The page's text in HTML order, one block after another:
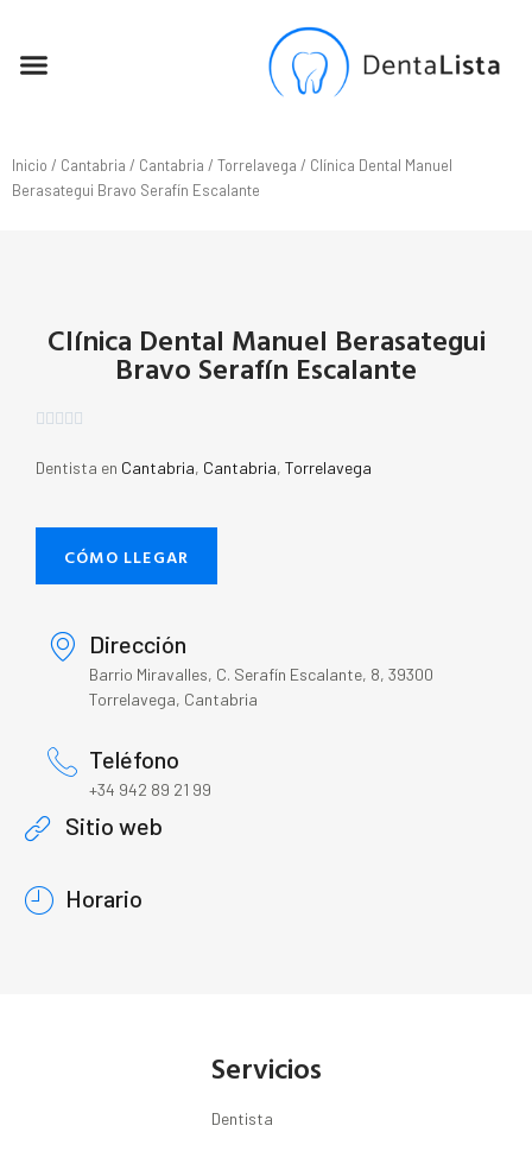
Inicio / Cantabria / Cantabria / Torrelavega / Clínica Dental Manuel
Berasategui Bravo Serafín Escalante
Clínica Dental Manuel Berasategui
Bravo Serafín Escalante
    
Dentista en Cantabria, Cantabria, Torrelavega
CÓMO LLEGAR
Dirección
Barrio Miravalles, C. Serafín Escalante, 8, 39300
Torrelavega, Cantabria
Teléfono
+34 942 89 21 99
Sitio web
Horario
Servicios
Dentista